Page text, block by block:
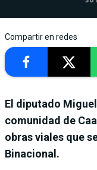
Compartir en redes
El diputado
comunidad de
obras viales que
Binacional.